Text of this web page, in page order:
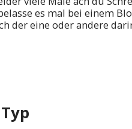
es mal bei einem
der eine oder andere